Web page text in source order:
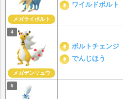
メガライボルト
ワイルドボルト
メガデンリュウ
ボルトチェンジ
でんじほう